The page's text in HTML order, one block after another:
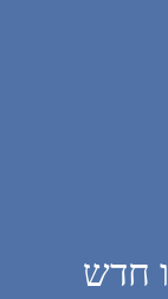
חדש